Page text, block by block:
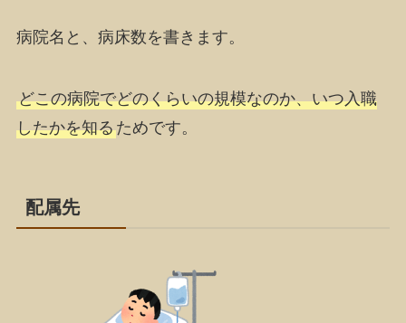
病院名 と、 病床数を書きます。
どこの病院でどのくらいの規模なのか、いつ入職
したかを知るためです。
配属先